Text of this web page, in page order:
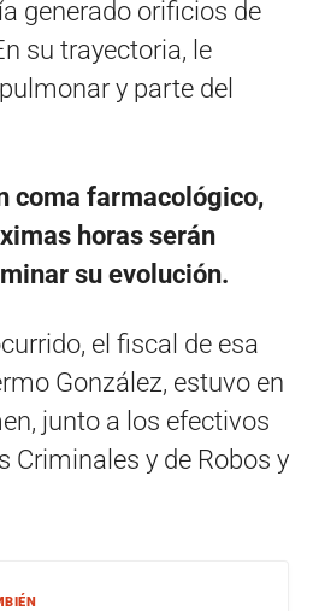
generado orificios de
su trayectoria, le
y parte del
coma farmacológico,
horas serán
su evolución.
el fiscal de esa
González, estuvo en
junto a los efectivos
Criminales y de Robos y